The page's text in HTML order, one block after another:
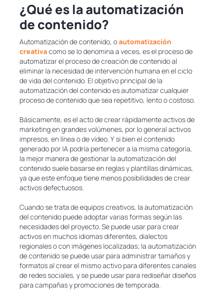
¿Qué es la automatización
de contenido?
Automatización de contenido, oautomatización
creativacomo se lo denomina a veces, es el proceso de
automatizar el proceso de creación de contenido al
eliminar la necesidad de intervención humana en el ciclo
de vida del contenido. El objetivo principal de la
automatización del contenido es automatizar cualquier
proceso de contenido que sea repetitivo, lento o costoso.
Básicamente, es el acto de crear rápidamente activos de
marketing en grandes volúmenes, por lo general activos
impresos, en línea o de vídeo. Y si bien el contenido
generado por IA podría pertenecer a la misma categoría,
la mejor manera de gestionar la automatización del
contenido suele basarse en reglas y plantillas dinámicas,
ya que este enfoque tiene menos posibilidades de crear
activos defectuosos.
Cuando se trata de equipos creativos, la automatización
del contenido puede adoptar varias formas según las
necesidades del proyecto. Se puede usar para crear
activos en muchos idiomas diferentes, dialectos
regionales o con imágenes localizadas; la automatización
de contenido se puede usar para administrar tamaños y
formatos al crear el mismo activo para diferentes canales
de redes sociales, y se puede usar para rediseñar diseños
para campañas y promociones de temporada.